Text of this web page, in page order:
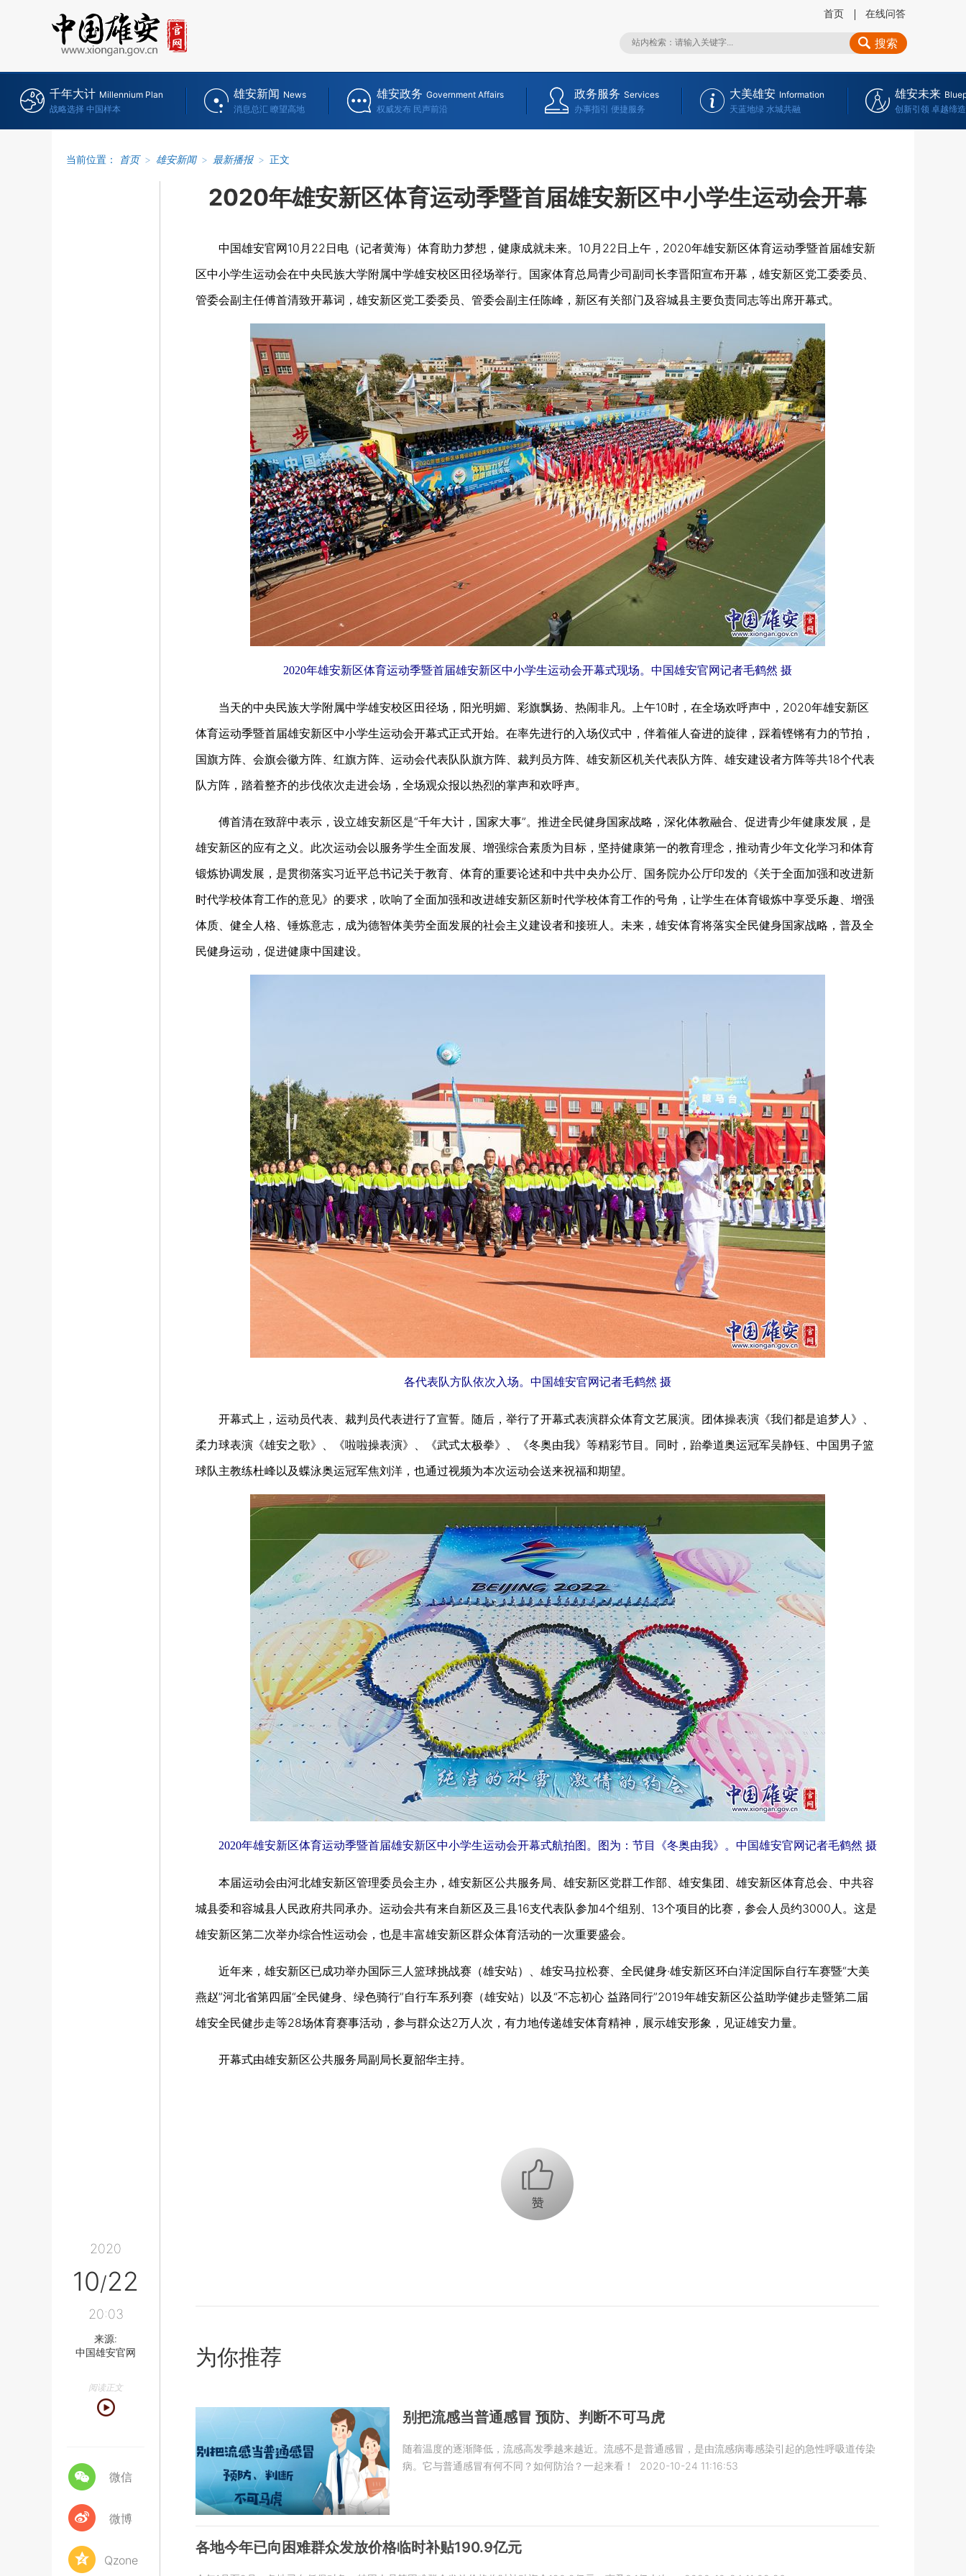
首页 在线问答
搜索
千年大计 Millennium Plan
战略选择 中国样本
雄安新闻 News
消息总汇 瞭望高地
雄安政务 Government Affairs
权威发布 民声前沿
政务服务 Services
办事指引 便捷服务
大美雄安 Information
天蓝地绿 水城共融
雄安未来
创新引领 卓越缔造
当前位置： 首页 > 雄安新闻 > 最新播报 > 正文
2020
10/22
20:03
来源:
中国雄安官网
阅读正文
微信
微博
Qzone
2020年雄安新区体育运动季暨首届雄安新区中小学生运动会开幕
中国雄安官网10月22日电（记者黄海）体育助力梦想，健康成就未来。10月22日上午，2020年雄安新区体育运动季暨首届雄安新
区中小学生运动会在中央民族大学附属中学雄安校区田径场举行。国家体育总局青少司副司长李晋阳宣布开幕，雄安新区党工委委员、
管委会副主任傅首清致开幕词，雄安新区党工委委员、管委会副主任陈峰，新区有关部门及容城县主要负责同志等出席开幕式。
2020年雄安新区体育运动季暨首届雄安新区中小学生运动会开幕式现场。中国雄安官网记者毛鹤然 摄
当天的中央民族大学附属中学雄安校区田径场，阳光明媚、彩旗飘扬、热闹非凡。上午10时，在全场欢呼声中，2020年雄安新区
体育运动季暨首届雄安新区中小学生运动会开幕式正式开始。在率先进行的入场仪式中，伴着催人奋进的旋律，踩着铿锵有力的节拍，
国旗方阵、会旗会徽方阵、红旗方阵、运动会代表队队旗方阵、裁判员方阵、雄安新区机关代表队方阵、雄安建设者方阵等共18个代表
队方阵，踏着整齐的步伐依次走进会场，全场观众报以热烈的掌声和欢呼声。
傅首清在致辞中表示，设立雄安新区是“千年大计，国家大事”。推进全民健身国家战略，深化体教融合、促进青少年健康发展，是
雄安新区的应有之义。此次运动会以服务学生全面发展、增强综合素质为目标，坚持健康第一的教育理念，推动青少年文化学习和体育
锻炼协调发展，是贯彻落实习近平总书记关于教育、体育的重要论述和中共中央办公厅、国务院办公厅印发的《关于全面加强和改进新
时代学校体育工作的意见》的要求，吹响了全面加强和改进雄安新区新时代学校体育工作的号角，让学生在体育锻炼中享受乐趣、增强
体质、健全人格、锤炼意志，成为德智体美劳全面发展的社会主义建设者和接班人。未来，雄安体育将落实全民健身国家战略，普及全
民健身运动，促进健康中国建设。
各代表队方队依次入场。中国雄安官网记者毛鹤然 摄
开幕式上，运动员代表、裁判员代表进行了宣誓。随后，举行了开幕式表演群众体育文艺展演。团体操表演《我们都是追梦人》、
柔力球表演《雄安之歌》、《啦啦操表演》、《武式太极拳》、《冬奥由我》等精彩节目。同时，跆拳道奥运冠军吴静钰、中国男子篮
球队主教练杜峰以及蝶泳奥运冠军焦刘洋，也通过视频为本次运动会送来祝福和期望。
2020年雄安新区体育运动季暨首届雄安新区中小学生运动会开幕式航拍图。图为：节目《冬奥由我》。中国雄安官网记者毛鹤然 摄
本届运动会由河北雄安新区管理委员会主办，雄安新区公共服务局、雄安新区党群工作部、雄安集团、雄安新区体育总会、中共容
城县委和容城县人民政府共同承办。运动会共有来自新区及三县16支代表队参加4个组别、13个项目的比赛，参会人员约3000人。这是
雄安新区第二次举办综合性运动会，也是丰富雄安新区群众体育活动的一次重要盛会。
近年来，雄安新区已成功举办国际三人篮球挑战赛（雄安站）、雄安马拉松赛、全民健身·雄安新区环白洋淀国际自行车赛暨“大美
燕赵”河北省第四届“全民健身、绿色骑行”自行车系列赛（雄安站）以及“不忘初心 益路同行”2019年雄安新区公益助学健步走暨第二届
雄安全民健步走等28场体育赛事活动，参与群众达2万人次，有力地传递雄安体育精神，展示雄安形象，见证雄安力量。
开幕式由雄安新区公共服务局副局长夏韶华主持。
+1
为你推荐
别把流感当普通感冒 预防、判断不可马虎
随着温度的逐渐降低，流感高发季越来越近。流感不是普通感冒，是由流感病毒感染引起的急性呼吸道传染
病。它与普通感冒有何不同？如何防治？一起来看！
2020-10-24 11:16:53
各地今年已向困难群众发放价格临时补贴190.9亿元